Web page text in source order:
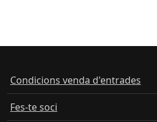
Condicions venda d'entrades
Fes-te soci